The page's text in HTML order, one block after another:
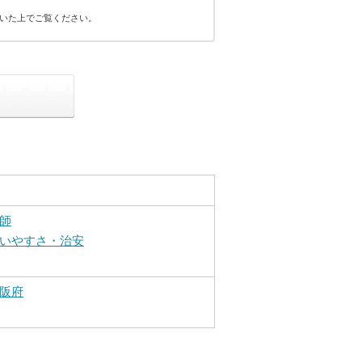
た上でご覧ください。
やすさ・治安
府